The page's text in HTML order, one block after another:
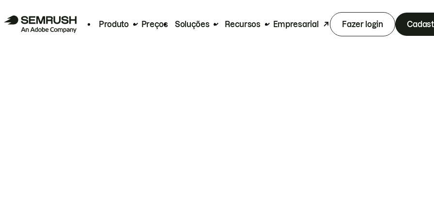
Produto Preços Soluções Recursos Empresarial Fazer login